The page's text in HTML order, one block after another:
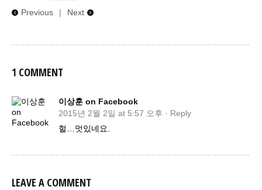
Previous
| Next
1 COMMENT
이상훈 on Facebook
2015년 2월 2일 at 5:57 오후 · Reply
헐…멋있네요.
LEAVE A COMMENT